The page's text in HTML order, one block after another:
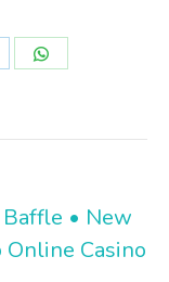
Share
Baffle • New
Online Casino